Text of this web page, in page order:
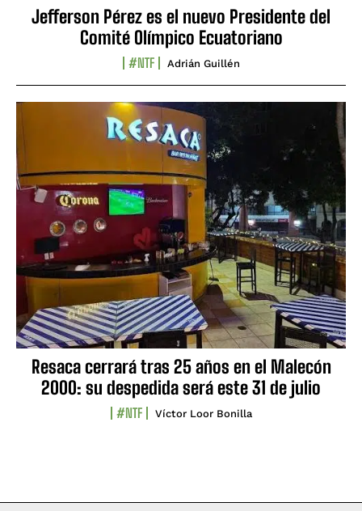
Jefferson Pérez es el nuevo Presidente del
Comité Olímpico Ecuatoriano
#NTF Adrián Guillén
Resaca cerrará tras 25 años en el Malecón
2000: su despedida será este 31 de julio
#NTF Víctor Loor Bonilla